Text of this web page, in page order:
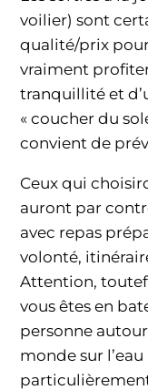
voilier) sont
qualité/prix
vraiment
tranquillité et
« coucher du
convient de
Ceux qui
auront par
avec repas
volonté,
Attention,
vous êtes en
personne
monde sur l’eau